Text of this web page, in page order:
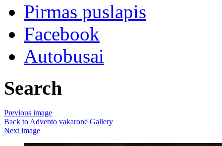
Pirmas puslapis
Facebook
Autobusai
Search
Previous image
Back to Advento vakaronė Gallery
Next image